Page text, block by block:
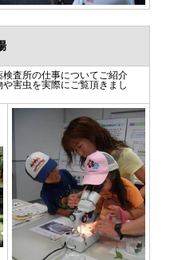
査所の仕事についてご紹介
害虫を実際にご覧頂きまし